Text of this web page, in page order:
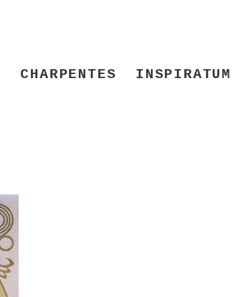
CHARPENTES INSPIRATUM